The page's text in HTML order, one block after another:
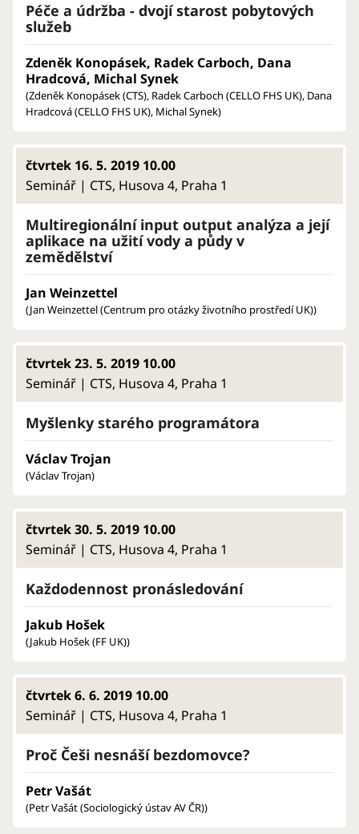
Péče a údržba - dvojí starost pobytových
služeb
Zdeněk Konopásek, Radek Carboch, Dana
Hradcová, Michal Synek
(Zdeněk Konopásek (CTS), Radek Carboch (CELLO FHS UK), Dana
Hradcová (CELLO FHS UK), Michal Synek)
čtvrtek 16. 5. 2019 10.00
Seminář | CTS, Husova 4, Praha 1
Multiregionální input output analýza a její
aplikace na užití vody a půdy v
zemědělství
Jan Weinzettel
(Jan Weinzettel (Centrum pro otázky životního prostředí UK))
čtvrtek 23. 5. 2019 10.00
Seminář | CTS, Husova 4, Praha 1
Myšlenky starého programátora
Václav Trojan
(Václav Trojan)
čtvrtek 30. 5. 2019 10.00
Seminář | CTS, Husova 4, Praha 1
Každodennost pronásledování
Jakub Hošek
(Jakub Hošek (FF UK))
čtvrtek 6. 6. 2019 10.00
Seminář | CTS, Husova 4, Praha 1
Proč Češi nesnáší bezdomovce?
Petr Vašát
(Petr Vašát (Sociologický ústav AV ČR))